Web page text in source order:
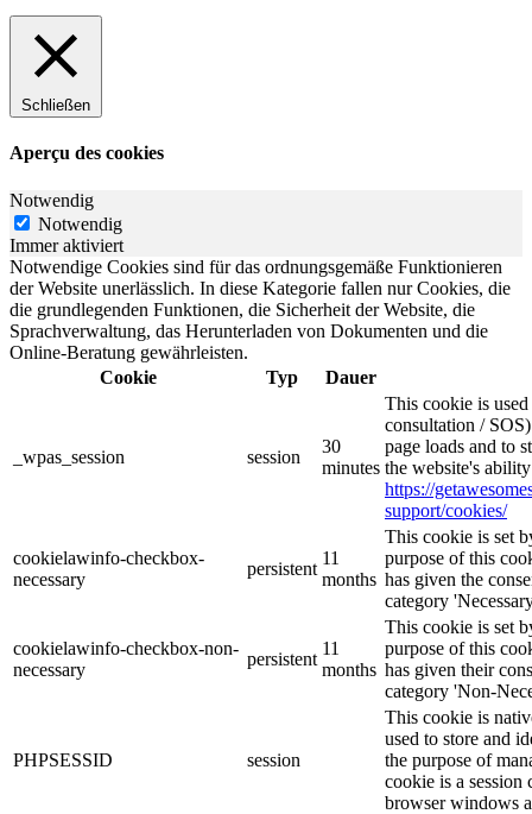
Schließen
Aperçu des cookies
Notwendig
Notwendig
Immer aktiviert
Notwendige Cookies sind für das ordnungsgemäße Funktionieren
der Website unerlässlich. In diese Kategorie fallen nur Cookies, die
die grundlegenden Funktionen, die Sicherheit der Website, die
Sprachverwaltung, das Herunterladen von Dokumenten und die
Online-Beratung gewährleisten.
Cookie
Typ Dauer
_wpas_session session
30
minutes
This cookie is
consultation /
page loads and to
the website's
https://
support/cookies/
cookielawinfo-checkbox-
necessary
persistent
11
months
This cookie is set
purpose of this
has given the
category
cookielawinfo-checkbox-non-
necessary
persistent
11
months
This cookie is set
purpose of this
has given their
category 'Non-
PHPSESSID session
This cookie is
used to store and
the purpose of
cookie is a session
browser windows